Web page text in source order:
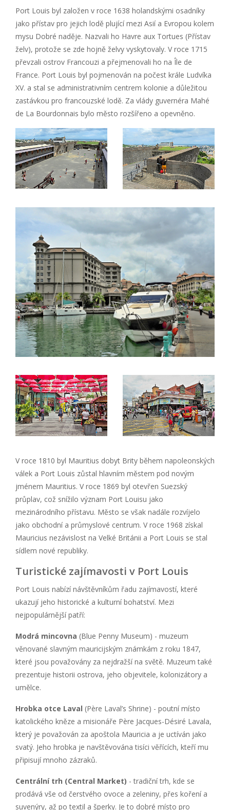
Port Louis byl založen v roce 1638 holandskými osadníky
jako přístav pro jejich lodě plující mezi Asií a Evropou kolem
mysu Dobré naděje. Nazvali ho Havre aux Tortues (Přístav
želv), protože se zde hojně želvy vyskytovaly. V roce 1715
převzali ostrov Francouzi a přejmenovali ho na Île de
France. Port Louis byl pojmenován na počest krále Ludvíka
XV. a stal se administrativním centrem kolonie a důležitou
zastávkou pro francouzské lodě. Za vlády guvernéra Mahé
de La Bourdonnais bylo město rozšířeno a opevněno.
V roce 1810 byl Mauritius dobyt Brity během napoleonských
válek a Port Louis zůstal hlavním městem pod novým
jménem Mauritius. V roce 1869 byl otevřen Suezský
průplav, což snížilo význam Port Louisu jako
mezinárodního přístavu. Město se však nadále rozvíjelo
jako obchodní a průmyslové centrum. V roce 1968 získal
Mauricius nezávislost na Velké Británii a Port Louis se stal
sídlem nové republiky.
Turistické zajímavosti v Port Louis
Port Louis nabízí návštěvníkům řadu zajímavostí, které
ukazují jeho historické a kulturní bohatství. Mezi
nejpopulárnější patří:
Modrá mincovna (Blue Penny Museum) - muzeum
věnované slavným mauricijským známkám z roku 1847,
které jsou považovány za nejdražší na světě. Muzeum také
prezentuje historii ostrova, jeho objevitele, kolonizátory a
umělce.
Hrobka otce Laval (Père Laval’s Shrine) - poutní místo
katolického kněze a misionáře Père Jacques-Désiré Lavala,
který je považován za apoštola Mauricia a je uctíván jako
svatý. Jeho hrobka je navštěvována tisíci věřících, kteří mu
připisují mnoho zázraků.
Centrální trh (Central Market) - tradiční trh, kde se
prodává vše od čerstvého ovoce a zeleniny, přes koření a
suvenýry, až po textil a šperky. Je to dobré místo pro